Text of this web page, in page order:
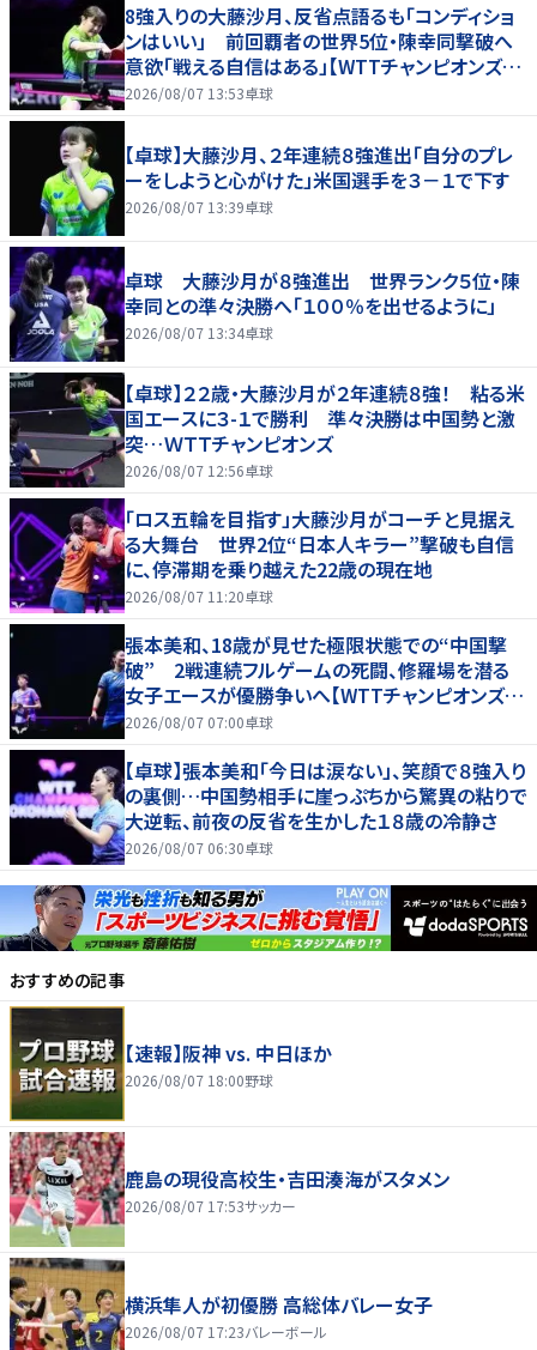
8強入りの大藤沙月、反省点語るも「コンディショ
ンはいい」 前回覇者の世界5位・陳幸同撃破へ
意欲「戦える自信はある」【WTTチャンピオンズ横
浜2026】
2026/08/07 13:53卓球
【卓球】大藤沙月、２年連続８強進出「自分のプレ
ーをしようと心がけた」米国選手を３－１で下す
2026/08/07 13:39卓球
卓球 大藤沙月が８強進出 世界ランク５位・陳
幸同との準々決勝へ「１００％を出せるように」
2026/08/07 13:34卓球
【卓球】２２歳・大藤沙月が２年連続８強！ 粘る米
国エースに３-１で勝利 準々決勝は中国勢と激
突…ＷＴＴチャンピオンズ
2026/08/07 12:56卓球
「ロス五輪を目指す」大藤沙月がコーチと見据え
る大舞台 世界2位“日本人キラー”撃破も自信
に、停滞期を乗り越えた22歳の現在地
2026/08/07 11:20卓球
張本美和、18歳が見せた極限状態での“中国撃
破” 2戦連続フルゲームの死闘、修羅場を潜る
女子エースが優勝争いへ【WTTチャンピオンズ横
浜2026】
2026/08/07 07:00卓球
【卓球】張本美和「今日は涙ない」、笑顔で８強入り
の裏側…中国勢相手に崖っぷちから驚異の粘りで
大逆転、前夜の反省を生かした１８歳の冷静さ
2026/08/07 06:30卓球
おすすめの記事
【速報】阪神 vs. 中日ほか
2026/08/07 18:00野球
鹿島の現役高校生・吉田湊海がスタメン
2026/08/07 17:53サッカー
横浜隼人が初優勝 高総体バレー女子
2026/08/07 17:23バレーボール